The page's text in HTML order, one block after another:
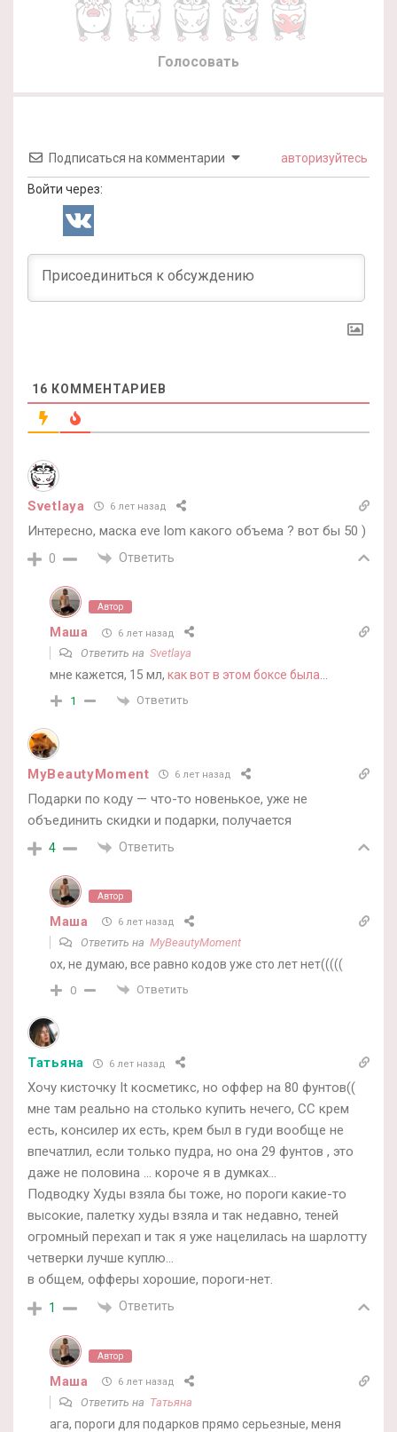
Голосовать
Подписаться на комментарии авторизуйтесь
Войти через:
16 КОММЕНТАРИЕВ
Svetlaya 6 лет назад
Интересно, маска eve lom какого объема ? вот бы 50 )
0 Ответить
Автор
Маша 6 лет назад
Ответить на Svetlaya
мне кажется, 15 мл, как вот в этом боксе была
1 Ответить
MyBeautyMoment 6 лет назад
Подарки по коду — что-то новенькое, уже не
объединить скидки и подарки, получается
4 Ответить
Автор
Маша 6 лет назад
Ответить на MyBeautyMoment
ох, не думаю, все равно кодов уже сто лет нет(((((
0 Ответить
Татьяна 6 лет назад
Хочу кисточку It косметикс, но оффер на 80 фунтов((
мне там реально на столько купить нечего, СС крем
есть, консилер их есть, крем был в гуди вообще не
впечатлил, если только пудра, но она 29 фунтов , это
даже не половина … короче я в думках…
Подводку Худы взяла бы тоже, но пороги какие-то
высокие, палетку худы взяла и так недавно, теней
огромный перехап и так я уже нацелилась на шарлотту
четверки лучше куплю…
в общем, офферы хорошие, пороги-нет.
1 Ответить
Автор
Маша 6 лет назад
Ответить на Татьяна
ага, пороги для подарков прямо серьезные, меня